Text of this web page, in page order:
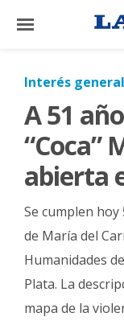
×
El
País
Mundo
La
Zona
Cultura
Tecnología
Gastronomía
Interés general
A 51
“Coca”
abierta
Se cumplen
de María del
Humanidades
Plata. La
mapa de la